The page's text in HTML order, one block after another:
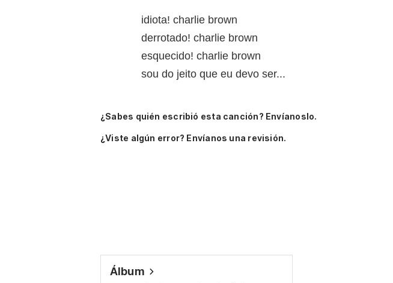
idiota! charlie brown
derrotado! charlie brown
esquecido! charlie brown
sou do jeito que eu devo ser...
¿Sabes quién escribió esta canción? Envíanoslo.
¿Viste algún error? Envíanos una revisión.
Álbum